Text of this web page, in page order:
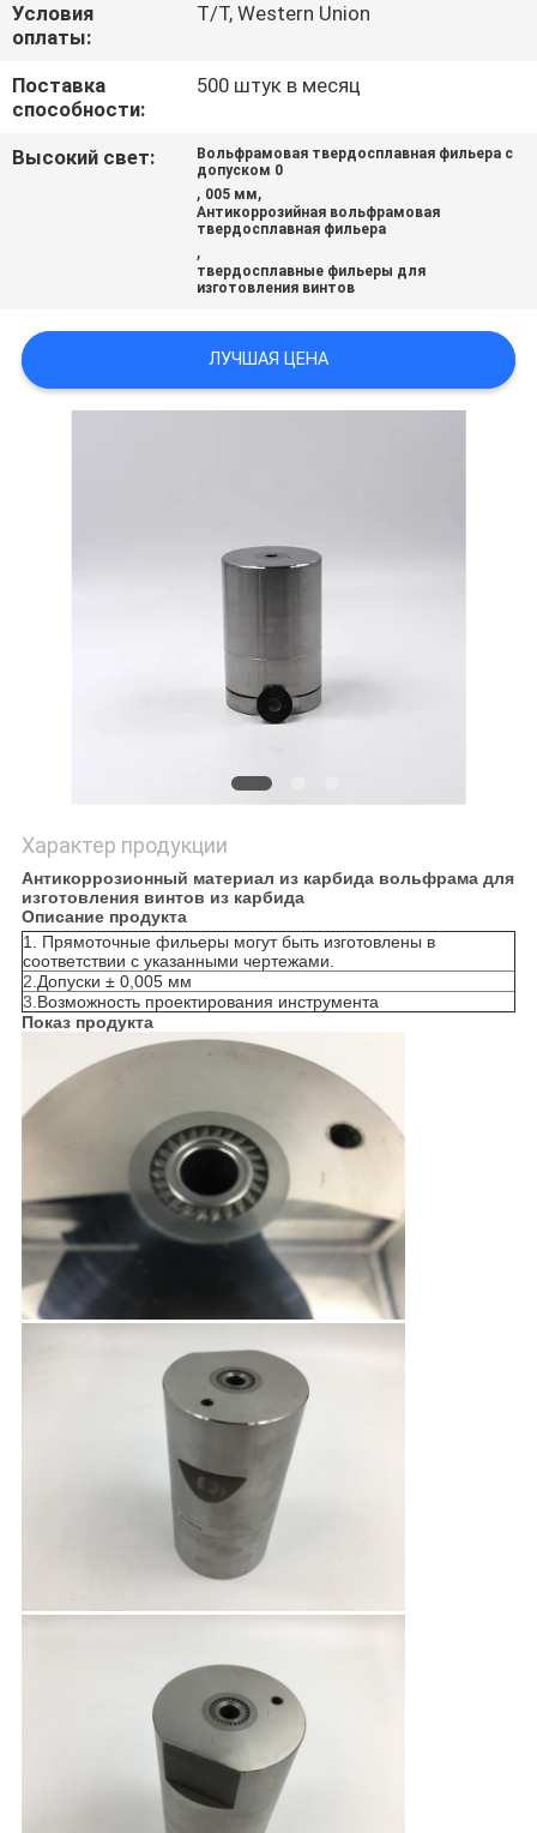
СПРОСИТЕ
ЦИТАТУ
КАРТА
КОНФИДЕНЦИАЛЬНОСТИ
Условия
оплаты:
T/T, Western Union
Поставка
способности:
500 штук в месяц
Высокий свет:
Вольфрамовая твердосплавная фильера с
допуском 0
, 005 мм,
Антикоррозийная вольфрамовая
твердосплавная фильера
,
твердосплавные фильеры для
изготовления винтов
ЛУЧШАЯ ЦЕНА
Характер продукции
Антикоррозионный материал из карбида вольфрама для
изготовления винтов из карбида
Описание продукта
1. Прямоточные фильеры могут быть изготовлены в
соответствии с указанными чертежами.
2.Допуски ± 0,005 мм
3.Возможность проектирования инструмента
Показ продукта